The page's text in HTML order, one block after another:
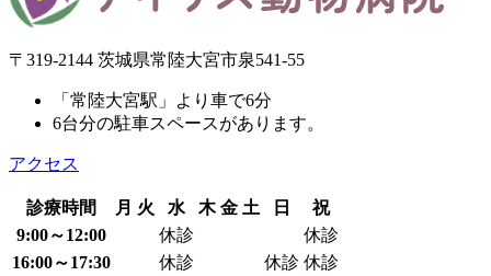
〒319-2144 茨城県常陸大宮市泉541-55
「常陸大宮駅」より車で6分
6台分の駐車スペースがあります。
アクセス
診療時間 月 火 水 木 金 土 日
祝
9:00～12:00
休診
休診
16:00～17:30
休診 休診 休診